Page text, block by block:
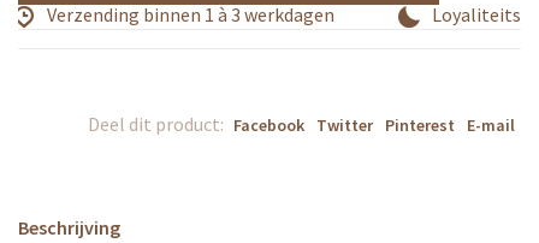
Verzending binnen 1 à 3 werkdagen
Deel dit product: Facebook Twitter Pinterest E-mail
Beschrijving